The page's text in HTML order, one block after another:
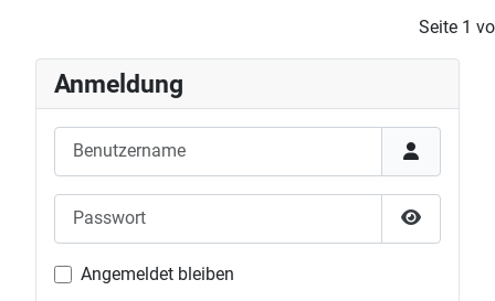
Seite 1
Anmeldung
Passwort
Passwort
Angemeldet bleiben